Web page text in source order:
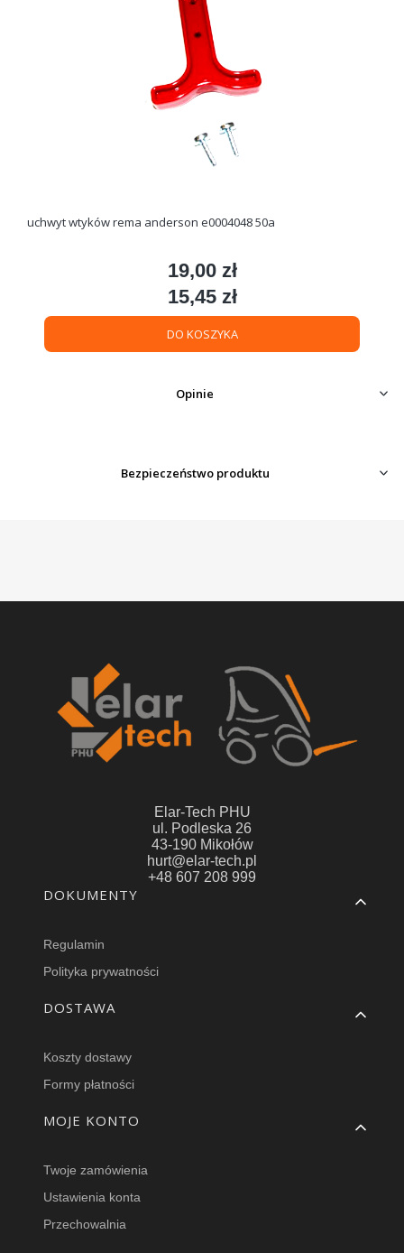
uchwyt wtyków rema anderson e0004048 50a
Cena
19,00 zł
Cena
15,45 zł
DO KOSZYKA
Opinie
Bezpieczeństwo produktu
Elar-Tech PHU
ul. Podleska 26
43-190 Mikołów
hurt@elar-tech.pl
+48 607 208 999
Linki w stopce
DOKUMENTY
Regulamin
Polityka prywatności
DOSTAWA
Koszty dostawy
Formy płatności
MOJE KONTO
Twoje zamówienia
Ustawienia konta
Przechowalnia